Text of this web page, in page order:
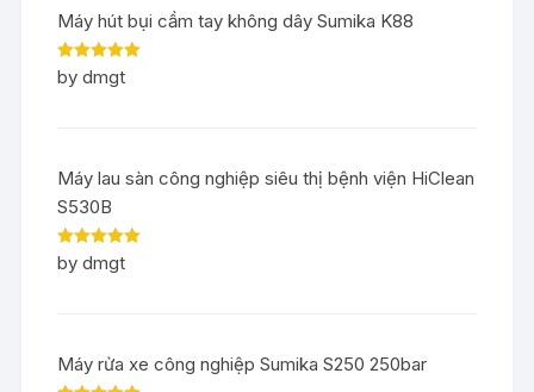
Máy hút bụi cầm tay không dây Sumika K88
Rated5out
of 5
by dmgt
Máy lau sàn công nghiệp siêu thị bệnh viện HiClean
S530B
Rated5out
of 5
by dmgt
Máy rửa xe công nghiệp Sumika S250 250bar